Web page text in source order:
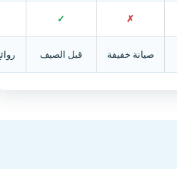
✗
✓
صيانة خفيفة قبل الصيف